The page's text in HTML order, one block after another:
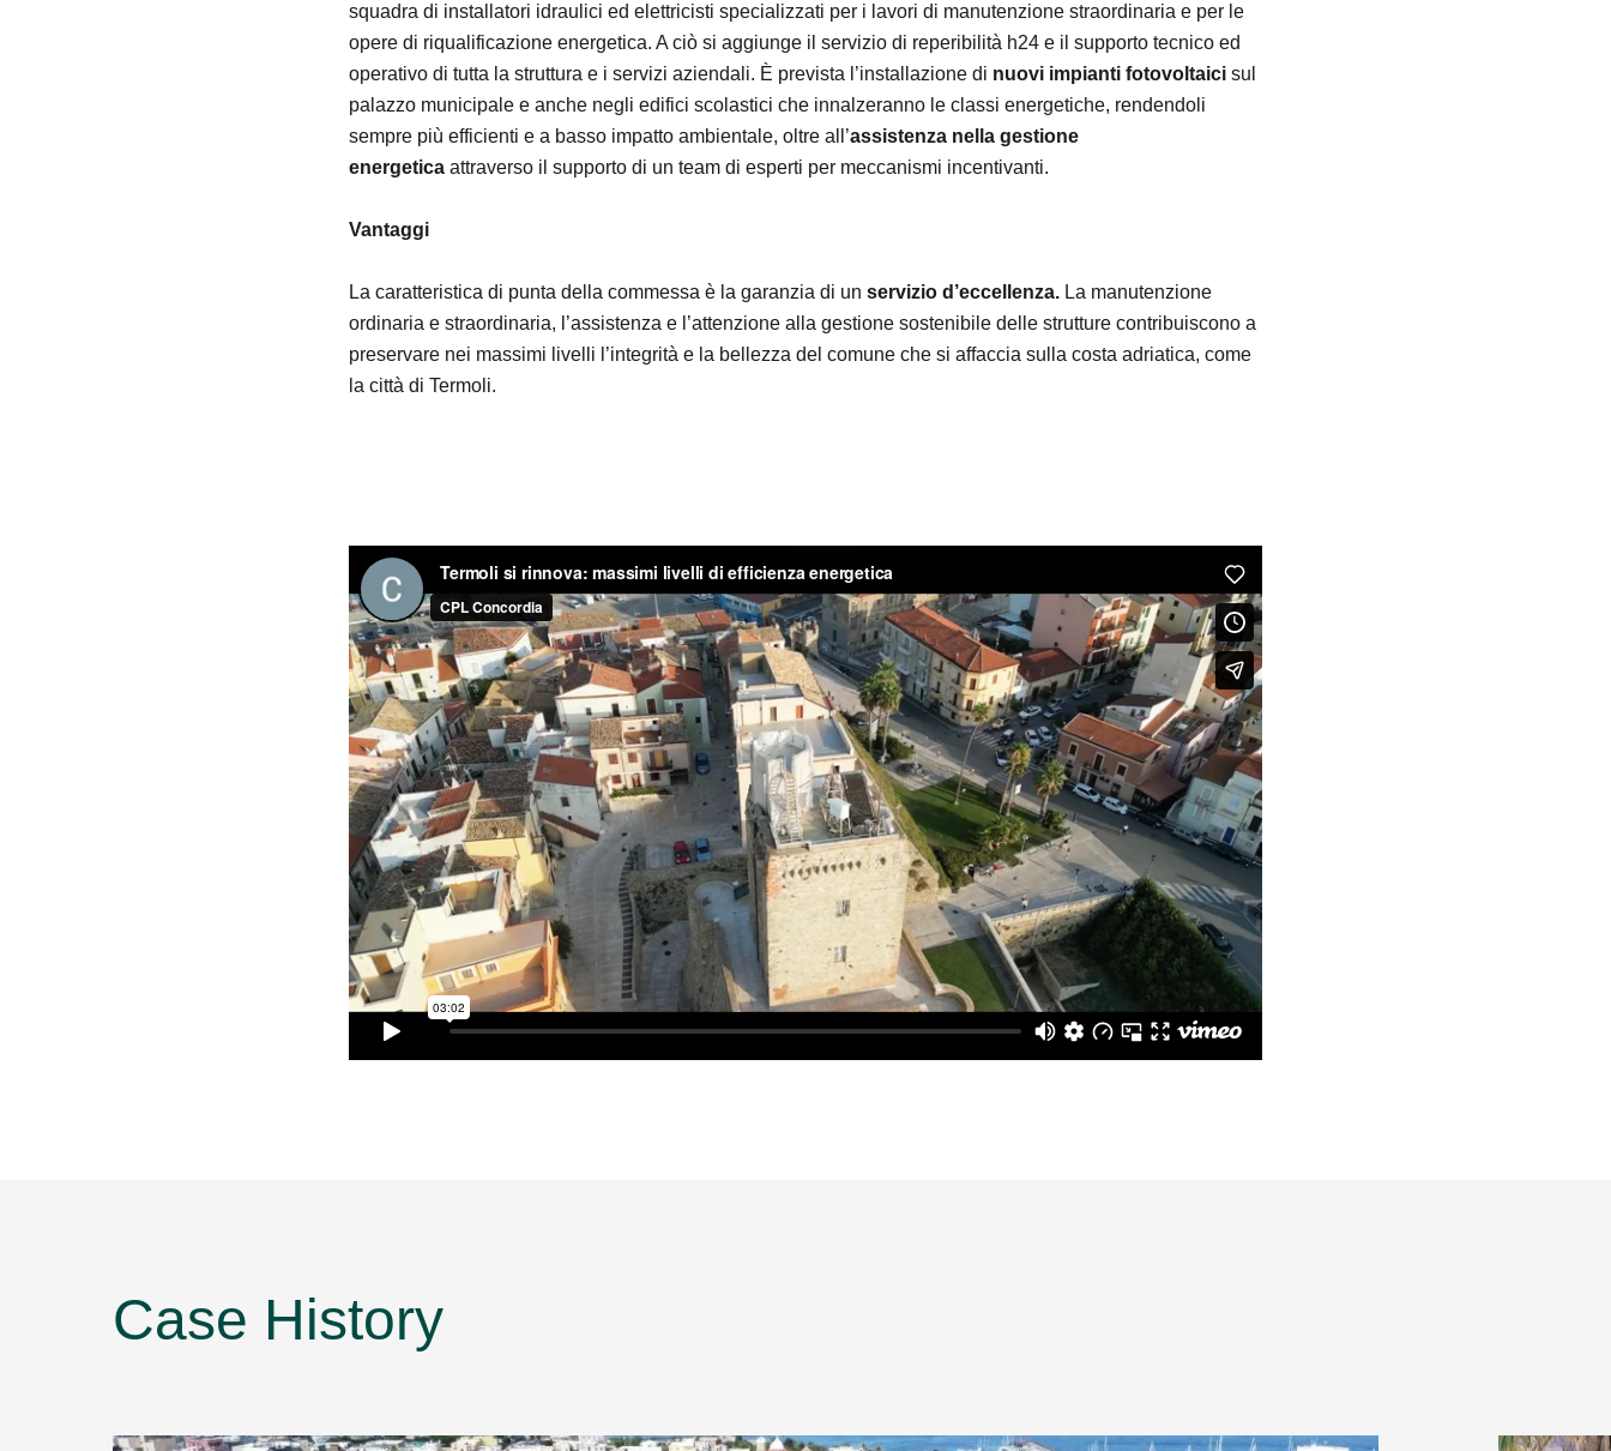
squadra di installatori idraulici ed elettricisti specializzati per i lavori di manutenzione straordinaria e per le
opere di riqualificazione energetica. A ciò si aggiunge il servizio di reperibilità h24 e il supporto tecnico ed
operativo di tutta la struttura e i servizi aziendali. È prevista l’installazione di nuovi impianti fotovoltaicisul
palazzo municipale e anche negli edifici scolastici che innalzeranno le classi energetiche, rendendoli
sempre più efficienti e a basso impatto ambientale, oltre all’assistenza nella gestione
energeticaattraverso il supporto di un team di esperti per meccanismi incentivanti.
Vantaggi
La caratteristica di punta della commessa è la garanzia di un servizio d’eccellenza. La manutenzione
ordinaria e straordinaria, l’assistenza e l’attenzione alla gestione sostenibile delle strutture contribuiscono a
preservare nei massimi livelli l’integrità e la bellezza del comune che si affaccia sulla costa adriatica, come
la città di Termoli.
Case History